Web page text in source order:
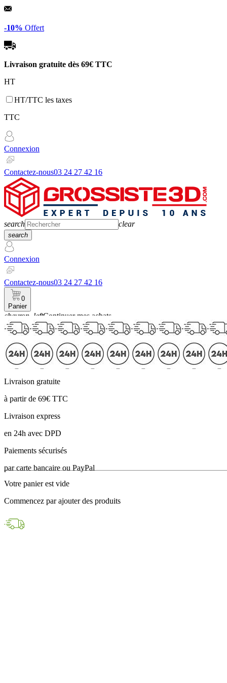
Panneau de gestion des cookies
-10% Offert
Livraison gratuite dès 69€ TTC
HT
HT/TTC les taxes
TTC
Connexion
Contactez-nous03 24 27 42 16
search clear
search
Connexion
Contactez-nous03 24 27 42 16
0
Panier
chevron_leftContinuer mes achats
Panier
Livraison gratuite
à partir de 69€ TTC
Livraison express
en 24h avec DPD
Paiements sécurisés
par carte bancaire ou PayPal
Votre panier est vide
Commencez par ajouter des produits